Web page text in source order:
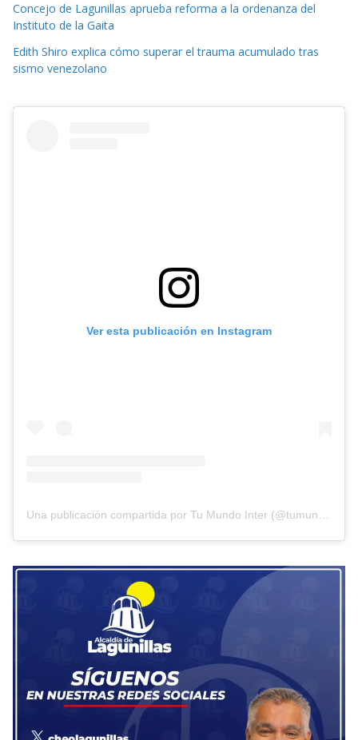
Concejo de Lagunillas aprueba reforma a la ordenanza del
Instituto de la Gaita
Edith Shiro explica cómo superar el trauma acumulado tras
sismo venezolano
Ver esta publicación en Instagram
Una publicación compartida por Tu Mundo Inter (@tumundointer)